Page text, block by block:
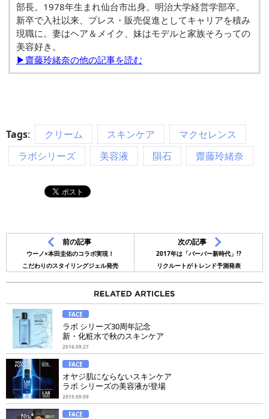
部長。1978年生まれ仙台市出身。明治大学経営学部卒。
新卒で入社以来、プレス・販売促進としてキャリアを積み
現職に。妻はヘア＆メイク、妹はモデルと家族そろっての
美容好き。
▶齋藤玲緒奈の他の記事を読む
Tags: クリーム スキンケア
マクセレンス
ラボシリーズ
美容液 隕石 齋藤玲緒奈
前の記事
ウーノ×本田圭佑のコラボ実現！
こだわりのスタイリングジェル発売
次の記事
2017年は「バーバー新時代」!?
リクルートがトレンド予測発表
FACE
ラボ シリーズ30周年記念
新・化粧水で秋のスキンケア
2016.09.27
FACE
オヤジ肌にならないスキンケア
ラボ シリーズの美容液が登場
2015.09.09
FACE